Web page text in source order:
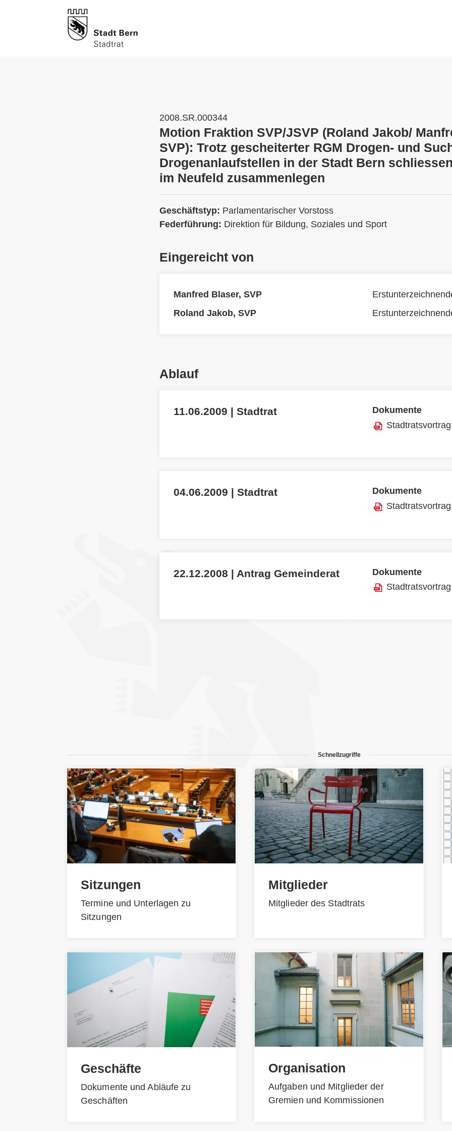
2008.SR.000344
Motion Fraktion SVP/JSVP (Roland Jakob/
SVP): Trotz gescheiterter RGM Drogen- und
Drogenanlaufstellen in der Stadt Bern
im Neufeld zusammenlegen
Geschäftstyp: Parlamentarischer Vorstoss
Federführung: Direktion für Bildung, Soziales und Sport
Eingereicht von
Manfred Blaser, SVP
Roland Jakob, SVP
Ablauf
11.06.2009 | Stadtrat
Dokumente
Stadtratsvortrag
04.06.2009 | Stadtrat
Dokumente
Stadtratsvortrag
22.12.2008 | Antrag Gemeinderat
Dokumente
Stadtratsvortrag
Schnellzugriffe
Sitzungen
Termine und Unterlagen zu
Sitzungen
Geschäfte
Dokumente und Abläufe zu
Geschäften
Mitglieder
Mitglieder des Stadtrats
Organisation
Aufgaben und Mitglieder der
Gremien und Kommissionen